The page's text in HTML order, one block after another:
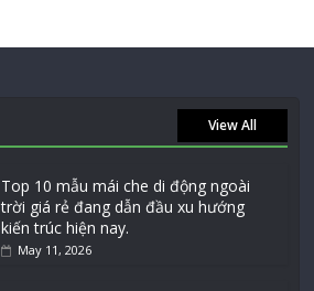
View All
Top 10 mẫu mái che di động ngoài
trời giá rẻ đang dẫn đầu xu hướng
kiến trúc hiện nay.
May 11, 2026